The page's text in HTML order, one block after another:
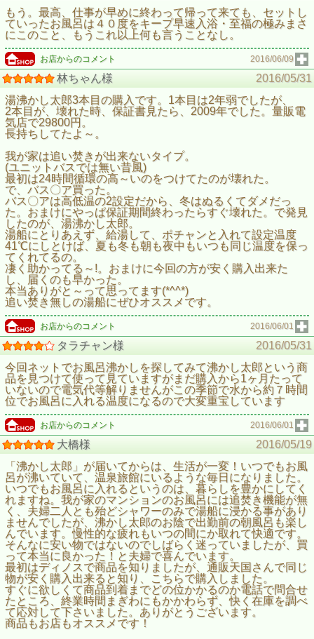
もう。最高、仕事が早めに終わって帰って来ても、セットし
ていったお風呂は４０度をキープ早速入浴・至福の極みまさ
にこのこと、もうこれ以上何も言うことなし。
お店からのコメント 2016/06/09
林ちゃん様
2016/05/31
湯沸かし太郎3本目の購入です。1本目は2年弱でしたが、
2本目が、壊れた時、保証書見たら、2009年でした。量販電
気店で29800円。
長持ちしてたよ～。
我が家は追い焚きが出来ないタイプ。
(ユニットバスでは無い昔風)
最初は24時間循環の高～いのをつけてたのが壊れた。
で、バス〇ア買った。
バス〇アは高低温の2設定だから、冬はぬるくてダメだっ
た。おまけにやっぱ保証期間終わったらすぐ壊れた。で発見
したのが、湯沸かし太郎。
湯船にとりあえず、給湯して、ポチャンと入れて設定温度
41℃にしとけば、夏も冬も朝も夜中もいつも同じ温度を保っ
てくれてるの。
凄く助かってる～!。おまけに今回の方が安く購入出来た
し、届くのも早かった。
本当ありがと～って思ってます(*^^*)
追い焚き無しの湯船にぜひオススメです。
お店からのコメント 2016/06/01
タラチャン様
2016/05/31
今回ネットでお風呂沸かしを探してみて沸かし太郎という商
品を見つけて使って見ていますがまだ購入から1ヶ月たって
いないので電気代等解りませんがこの季節で水から約７時間
位でお風呂に入れる温度になるので大変重宝しています
お店からのコメント 2016/06/01
大橋様
2016/05/19
「沸かし太郎」が届いてからは、生活が一変！いつでもお風
呂が沸いていて、温泉旅館にいるような毎日になりました。
いつでもお風呂に入れるというのは、暮らしを豊かにしてく
れますね。我が家のマンションのお風呂には追焚き機能が無
く、夫婦二人とも殆どシャワーのみで湯船に浸かる事があり
ませんでしたが、沸かし太郎のお陰で出勤前の朝風呂も楽し
んでいます。慢性的な疲れもいつの間にか取れて快適です。
そんなに安い物ではないのでしばらく迷っていましたが、買
って本当に良かった！と夫婦で喜んでいます。
最初はディノスで商品を知りましたが、通販天国さんで同じ
物が安く購入出来ると知り、こちらで購入しました。
すぐに欲しくて商品到着までどの位かかるのか電話で問合せ
たところ、終業時間まぎわにもかかわらず、快く在庫を調べ
て応対して下さいました。ありがとうございます。
商品もお店もオススメです！